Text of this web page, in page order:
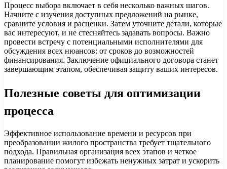
Процесс выбора включает в себя несколько важных шагов.
Начните с изучения доступных предложений на рынке,
сравните условия и расценки. Затем уточните детали, которые
вас интересуют, и не стесняйтесь задавать вопросы. Важно
провести встречу с потенциальными исполнителями для
обсуждения всех нюансов: от сроков до возможностей
финансирования. Заключение официального договора станет
завершающим этапом, обеспечивая защиту ваших интересов.
Полезные советы для оптимизации
процесса
Эффективное использование времени и ресурсов при
преобразовании жилого пространства требует тщательного
подхода. Правильная организация всех этапов и четкое
планирование помогут избежать ненужных затрат и ускорить